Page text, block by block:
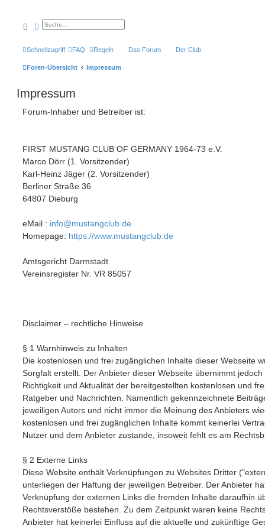
SucheErweiterte Suche
Schnellzugriff FAQ Regeln Das Forum Der Club
Foren-Übersicht Impressum
Impressum
Forum-Inhaber und Betreiber ist:
FIRST MUSTANG CLUB OF GERMANY 1964-73 e.V.
Marco Dörr (1. Vorsitzender)
Karl-Heinz Jäger (2. Vorsitzender)
Berliner Straße 36
64807 Dieburg
eMail : info@mustangclub.de
Homepage: https://www.mustangclub.de
Amtsgericht Darmstadt
Vereinsregister Nr. VR 85057
Disclaimer – rechtliche Hinweise
§ 1 Warnhinweis zu Inhalten
Die kostenlosen und frei zugänglichen Inhalte dieser Webseite
Sorgfalt erstellt. Der Anbieter dieser Webseite übernimmt
Richtigkeit und Aktualität der bereitgestellten kostenlosen und
Ratgeber und Nachrichten. Namentlich gekennzeichnete
jeweiligen Autors und nicht immer die Meinung des Anbieters
kostenlosen und frei zugänglichen Inhalte kommt keinerlei
Nutzer und dem Anbieter zustande, insoweit fehlt es am
§ 2 Externe Links
Diese Website enthält Verknüpfungen zu Websites Dritter
unterliegen der Haftung der jeweiligen Betreiber. Der Anbieter
Verknüpfung der externen Links die fremden Inhalte daraufhin
Rechtsverstöße bestehen. Zu dem Zeitpunkt waren keine
Anbieter hat keinerlei Einfluss auf die aktuelle und zukünftige